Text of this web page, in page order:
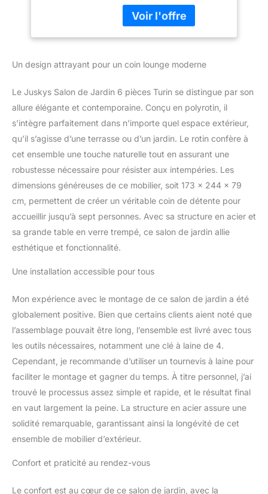
de Jardin pour Coin
Lounge - Gris
offre une assise
confortable pour jusqu'à
jardin 6 pièces : le banc 3
chaises offrent
suffisamment de place
pour vous et vos invités ;
complètent l'ensemble et
sont parfaits pour poser
vos pieds ✅ Polyrotin
solide : ce mobilier
lounge est en polyrotin ;
longévité, mais aussi
facile à entretenir et
l'extérieur et le jardin. ✅
pour que vous soyez le
votre mobilier de balcon,
les coussins sont
rembourrés de mousse ;
housses en tissu
agréable & lavables ✅
Grande table avec
plateau en verre raffiné :
le plateau en verre
trempé donne un aspect
élégant à ce salon de
poser snacks et
Un design attrayant pour un coin lounge moderne
Le Juskys Salon de Jardin 6 pièces Turin se distingue par son
allure élégante et contemporaine. Conçu en polyrotin, il
s’intègre parfaitement dans n’importe quel espace extérieur,
qu’il s’agisse d’une terrasse ou d’un jardin. Le rotin confère à
cet ensemble une touche naturelle tout en assurant une
robustesse nécessaire pour résister aux intempéries. Les
dimensions généreuses de ce mobilier, soit 173 x 244 x 79
cm, permettent de créer un véritable coin de détente pour
accueillir jusqu’à sept personnes. Avec sa structure en acier et
sa grande table en verre trempé, ce salon de jardin allie
esthétique et fonctionnalité.
Une installation accessible pour tous
Mon expérience avec le montage de ce salon de jardin a été
globalement positive. Bien que certains clients aient noté que
l’assemblage pouvait être long, l’ensemble est livré avec tous
les outils nécessaires, notamment une clé à laine de 4.
Cependant, je recommande d’utiliser un tournevis à laine pour
faciliter le montage et gagner du temps. À titre personnel, j’ai
trouvé le processus assez simple et rapide, et le résultat final
en vaut largement la peine. La structure en acier assure une
solidité remarquable, garantissant ainsi la longévité de cet
ensemble de mobilier d’extérieur.
Confort et praticité au rendez-vous
Le confort est au cœur de ce salon de jardin, avec la